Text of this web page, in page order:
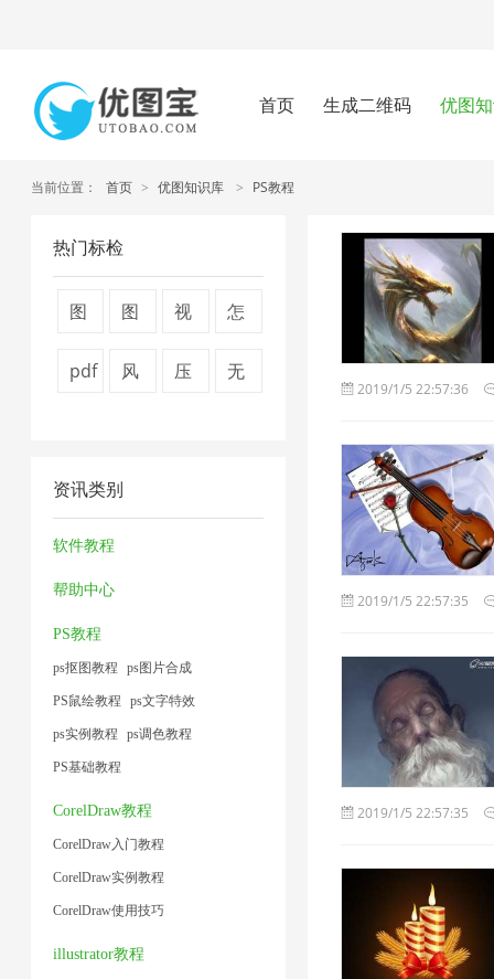
首页 生成二维码 优图
当前位置： 首页 > 优图知识库 > PS教程
热门标检
图
技
术
图
器
2
视
怎
片
pdf
压
缩
1
风
片
压
无
资讯类别
软件教程
帮助中心
PS教程
ps抠图教程 ps图片合成
PS鼠绘教程 ps文字特效
ps实例教程 ps调色教程
PS基础教程
CorelDraw教程
CorelDraw入门教程
CorelDraw实例教程
CorelDraw使用技巧
illustrator教程
2019/1/5 22:57:36
2019/1/5 22:57:35
2019/1/5 22:57:35